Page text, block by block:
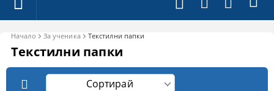
Начало За ученика Текстилни папки
Текстилни папки